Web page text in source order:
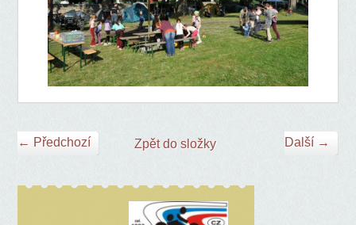
← Předchozí Další →
Zpět do složky